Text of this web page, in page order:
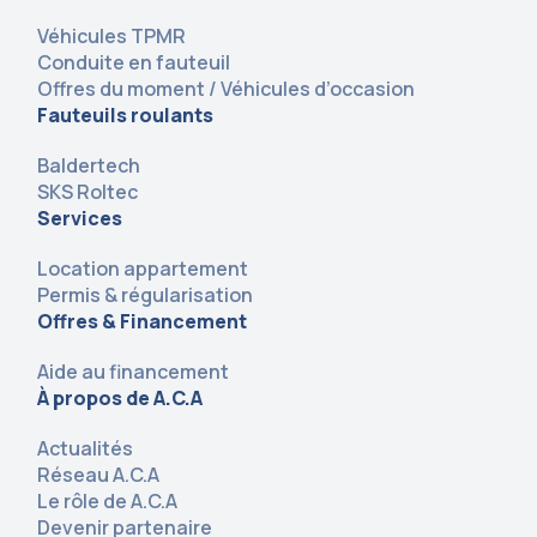
Véhicules TPMR
Conduite en fauteuil
Offres du moment / Véhicules d’occasion
Fauteuils roulants
Baldertech
SKS Roltec
Services
Location appartement
Permis & régularisation
Offres & Financement
Aide au financement
À propos de A.C.A
Actualités
Réseau A.C.A
Le rôle de A.C.A
Devenir partenaire